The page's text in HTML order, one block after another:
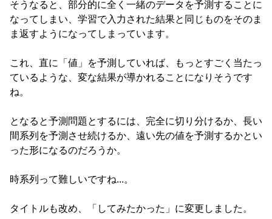
そうなると、部分的に全く一緒のデータを予測することに
なってしまい、学習で入力された結果と同じものをそのま
ま返すようになってしまっています。
これ、直に「値」を予測していれば、もっとすごく当たっ
ているような、変な結果が導かれることになりそうです
ね。
となると予測問題とするには、完全に切り分けるか、長い
間系列を予測させ続けるか、遠い先の値を予測するかとい
った形になるのだろうか。
時系列って難しいですね...。
タイトルも改め、「してみたかった」に変更しました。